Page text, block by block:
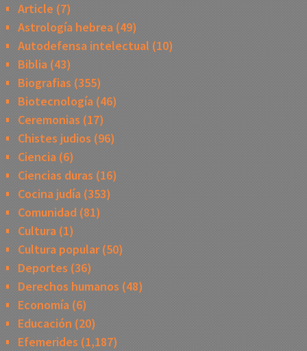
Article (7)
Astrología hebrea(49)
Autodefensa intelectual (10)
Biblia(43)
Biografias (355)
Biotecnología(46)
Ceremonias (17)
Chistes judios (96)
Ciencia(6)
Ciencias duras (16)
Cocina judía(353)
Comunidad(81)
Cultura(1)
Cultura popular(50)
Deportes (36)
Derechos humanos (48)
Economía(6)
Educación (20)
Efemerides (1,187)